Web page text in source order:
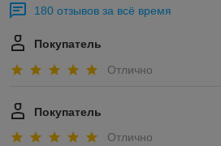
180 отзывов за всё время
Покупатель
Отлично
Покупатель
Отлично